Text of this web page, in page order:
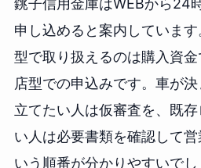
銚子信用金庫はWEBから24
申し込めると案内していま
型で取り扱えるのは購入資
店型での申込みです。車が
立てたい人は仮審査を、既
い人は必要書類を確認して
いう順番が分かりやすいでし